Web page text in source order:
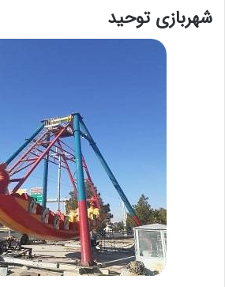
شهربازی توحید